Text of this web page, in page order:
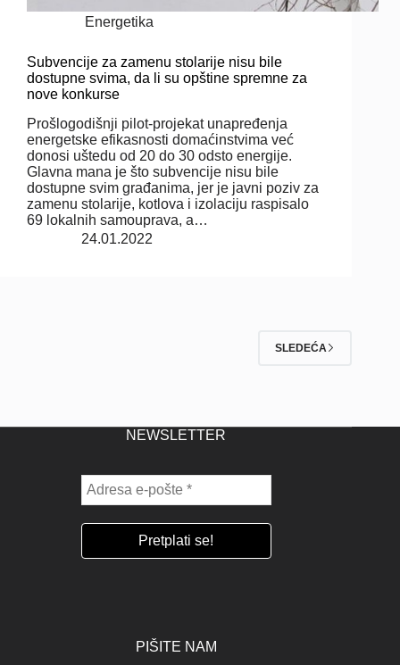
Energetika
Subvencije za zamenu stolarije nisu bile
dostupne svima, da li su opštine spremne za
nove konkurse
Prošlogodišnji pilot-projekat unapređenja
energetske efikasnosti domaćinstvima već
donosi uštedu od 20 do 30 odsto energije.
Glavna mana je što subvencije nisu bile
dostupne svim građanima, jer je javni poziv za
zamenu stolarije, kotlova i izolaciju raspisalo
69 lokalnih samouprava, a…
24.01.2022
SLEDEĆA
NEWSLETTER
PIŠITE NAM